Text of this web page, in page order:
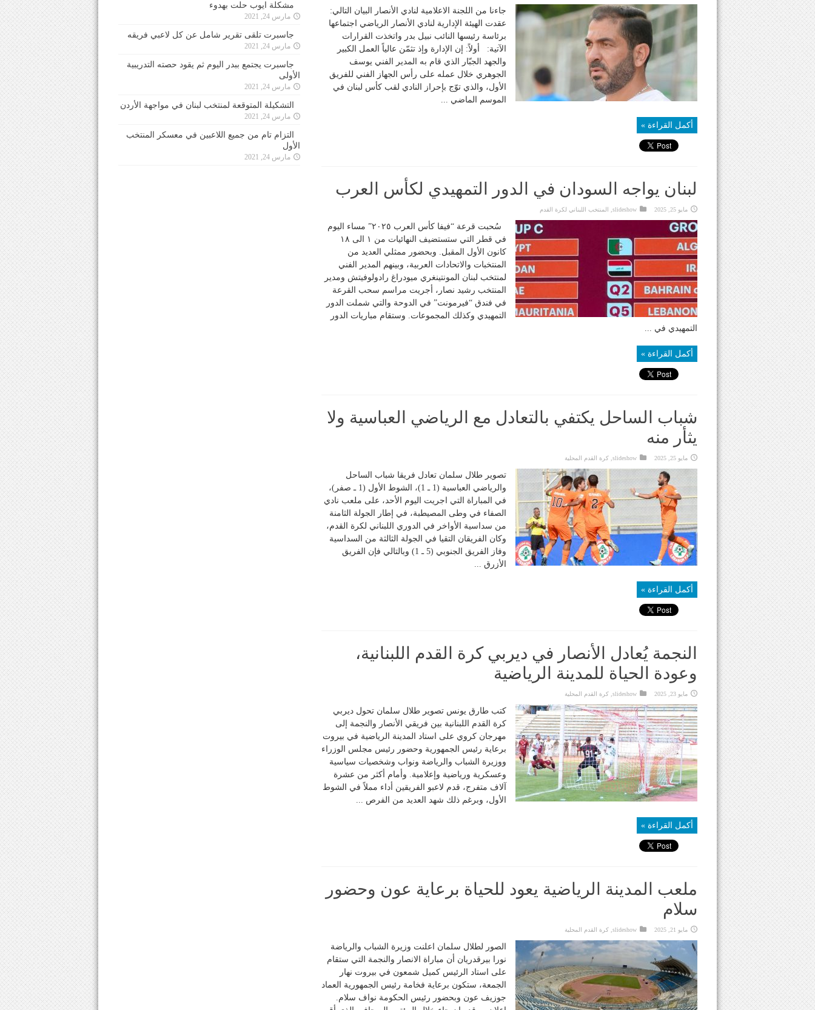
جاءنا من اللجنة الاعلامية لنادي الأنصار البيان التالي:
عقدت الهيئة الإدارية لنادي الأنصار الرياضي اجتماعها
برئاسة رئيسها النائب نبيل بدر واتخذت القرارات
الآتية: أولاً: إن الإدارة وإذ تثمّن عالياً العمل الكبير
والجهد الجبّار الذي قام به المدير الفني يوسف
الجوهري خلال عمله على رأس الجهاز الفني للفريق
الأول، والذي توّج بإحراز النادي لقب كأس لبنان في
الموسم الماضي ...
أكمل القراءة »
لبنان يواجه السودان في الدور التمهيدي لكأس العرب
مايو 25, 2025 slideshow المنتخب اللبناني لكرة القدم
سُحبت قرعة “فيفا كأس العرب ٢٠٢٥” مساء اليوم
في قطر التي ستستضيف النهائيات من ١ الى ١٨
كانون الأول المقبل. وبحضور ممثلي العديد من
المنتخبات والاتحادات العربية، وبينهم المدير الفني
لمنتخب لبنان المونتينغري ميودراغ رادولوفيتش ومدير
المنتخب رشيد نصار، أجريت مراسم سحب القرعة
في فندق “فيرمونت” في الدوحة والتي شملت الدور
التمهيدي وكذلك المجموعات. وستقام مباريات الدور
التمهيدي في ...
أكمل القراءة »
شباب الساحل يكتفي بالتعادل مع الرياضي العباسية ولا
يثأر منه
مايو 25, 2025 slideshow
,كرة القدم المحلية
تصوير طلال سلمان تعادل فريقا شباب الساحل
والرياضي العباسية (1 ـ 1)، الشوط الأول (1 ـ صفر)،
في المباراة التي اجريت اليوم الأحد، على ملعب نادي
الصفاء في وطى المصيطبة، في إطار الجولة الثامنة
من سداسية الأواخر في الدوري اللبناني لكرة القدم،
وكان الفريقان التقيا في الجولة الثالثة من السداسية
وفاز الفريق الجنوبي (5 ـ 1) وبالتالي فإن الفريق
الأزرق ...
أكمل القراءة »
النجمة يُعادل الأنصار في ديربي كرة القدم اللبنانية،
وعودة الحياة للمدينة الرياضية
مايو 23, 2025 slideshow
,كرة القدم المحلية
كتب طارق يونس تصوير طلال سلمان تحول ديربي
كرة القدم اللبنانية بين فريقي الأنصار والنجمة إلى
مهرجان كروي على استاد المدينة الرياضية في بيروت
برعاية رئيس الجمهورية وحضور رئيس مجلس الوزراء
ووزيرة الشباب والرياضة ونواب وشخصيات سياسية
وعسكرية ورياضية وإعلامية. وأمام أكثر من عشرة
آلاف متفرج، قدم لاعبو الفريقين أداء مملاً في الشوط
الأول، وبرغم ذلك شهد العديد من الفرص ...
أكمل القراءة »
ملعب المدينة الرياضية يعود للحياة برعاية عون وحضور
سلام
مايو 21, 2025 slideshow
,كرة القدم المحلية
الصور لطلال سلمان اعلنت وزيرة الشباب والرياضة
نورا بيرقدريان أن مباراة الانصار والنجمة التي ستقام
على استاد الرئيس كميل شمعون في بيروت نهار
الجمعة، ستكون برعاية فخامة رئيس الجمهورية العماد
جوزيف عون وبحضور رئيس الحكومة نواف سلام.
مشكلة ايوب حلت بهدوء
مارس 24, 2021
جاسبرت تلقى تقرير شامل عن كل لاعبي فريقه
مارس 24, 2021
جاسبرت يجتمع ببدر اليوم ثم يقود حصته التدريبية
الأولى
مارس 24, 2021
التشكيلة المتوقعة لمنتخب لبنان في مواجهة الأردن
مارس 24, 2021
التزام تام من جميع اللاعبين في معسكر المنتخب
الأول
مارس 24, 2021